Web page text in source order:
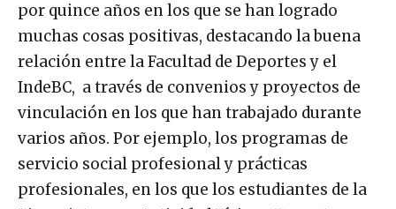
por quince años en los que se han logrado
muchas cosas positivas, destacando la buena
relación entre la Facultad de Deportes y el
IndeBC, a través de convenios y proyectos de
vinculación en los que han trabajado durante
varios años. Por ejemplo, los programas de
servicio social profesional y prácticas
profesionales, en los que los estudiantes de la